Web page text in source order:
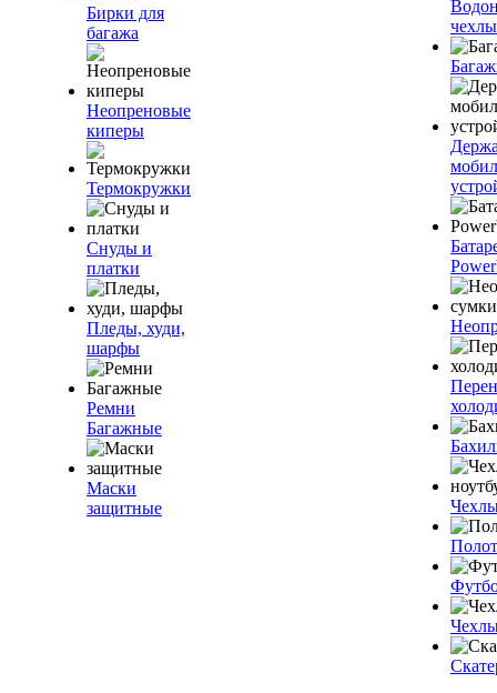
Бирки для
багажа
Неопреновые
киперы
Термокружки
Снуды и
платки
Пледы, худи,
шарфы
Ремни
Багажные
Маски
защитные